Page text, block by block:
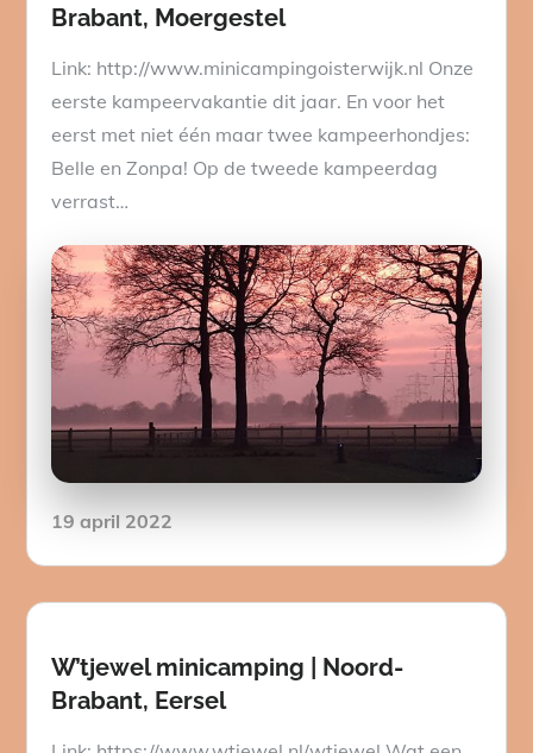
Brabant, Moergestel
Link: http://www.minicampingoisterwijk.nl Onze
eerste kampeervakantie dit jaar. En voor het
eerst met niet één maar twee kampeerhondjes:
Belle en Zonpa! Op de tweede kampeerdag
verrast…
Posted
19 april 2022
W’tjewel minicamping | Noord-
Brabant, Eersel